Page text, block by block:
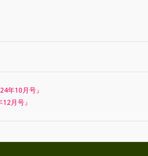
年10月号』
月号』